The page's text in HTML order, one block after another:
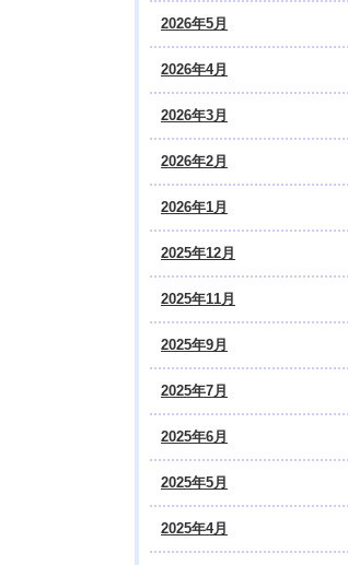
2026年5月
2026年4月
2026年3月
2026年2月
2026年1月
2025年12月
2025年11月
2025年9月
2025年7月
2025年6月
2025年5月
2025年4月